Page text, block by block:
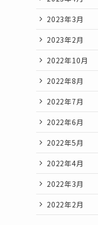
2023年3月
2023年2月
2022年10月
2022年8月
2022年7月
2022年6月
2022年5月
2022年4月
2022年3月
2022年2月